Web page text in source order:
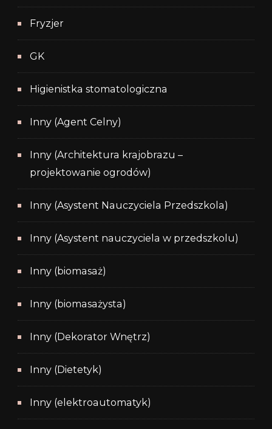
Fryzjer
GK
Higienistka stomatologiczna
Inny (Agent Celny)
Inny (Architektura krajobrazu –
projektowanie ogrodów)
Inny (Asystent Nauczyciela Przedszkola)
Inny (Asystent nauczyciela w przedszkolu)
Inny (biomasaż)
Inny (biomasażysta)
Inny (Dekorator Wnętrz)
Inny (Dietetyk)
Inny (elektroautomatyk)